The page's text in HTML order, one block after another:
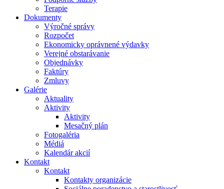
Terapie
Dokumenty
Výročné správy
Rozpočet
Ekonomicky oprávnené výdavky
Verejné obstarávanie
Objednávky
Faktúry
Zmluvy
Galérie
Aktuality
Aktivity
Aktivity
Mesačný plán
Fotogaléria
Médiá
Kalendár akcií
Kontakt
Kontakt
Kontakty organizácie